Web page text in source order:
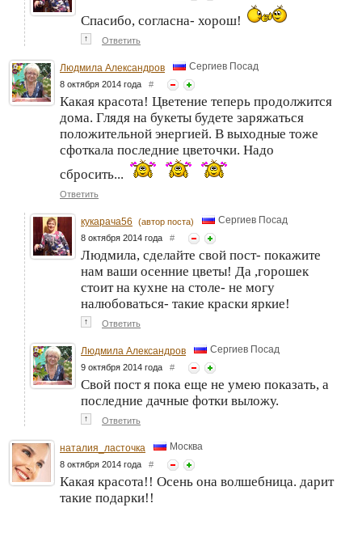
Спасибо, согласна- хорош!
↑ Ответить
Людмила Александров Сергиев Посад
8 октября 2014 года #
Какая красота! Цветение теперь продолжится
дома. Глядя на букеты будете заряжаться
положительной энергией. В выходные тоже
сфоткала последние цветочки. Надо
сбросить...
Ответить
кукарача56 (автор поста) Сергиев Посад
8 октября 2014 года #
Людмила, сделайте свой пост- покажите
нам ваши осенние цветы! Да ,горошек
стоит на кухне на столе- не могу
налюбоваться- такие краски яркие!
↑ Ответить
Людмила Александров Сергиев Посад
9 октября 2014 года #
Свой пост я пока еще не умею показать, а
последние дачные фотки выложу.
↑ Ответить
наталия_ласточка Москва
8 октября 2014 года #
Какая красота!! Осень она волшебница. дарит
такие подарки!!